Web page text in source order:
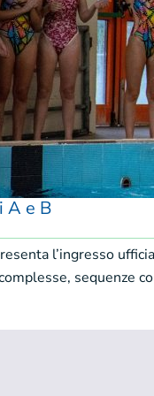
A e B
l’ingresso
sequenze